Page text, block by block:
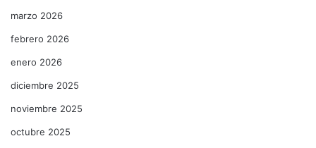
marzo 2026
febrero 2026
enero 2026
diciembre 2025
noviembre 2025
octubre 2025